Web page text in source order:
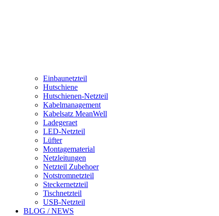
Einbaunetzteil
Hutschiene
Hutschienen-Netzteil
Kabelmanagement
Kabelsatz MeanWell
Ladegeraet
LED-Netzteil
Lüfter
Montagematerial
Netzleitungen
Netzteil Zubehoer
Notstromnetzteil
Steckernetzteil
Tischnetzteil
USB-Netzteil
BLOG / NEWS